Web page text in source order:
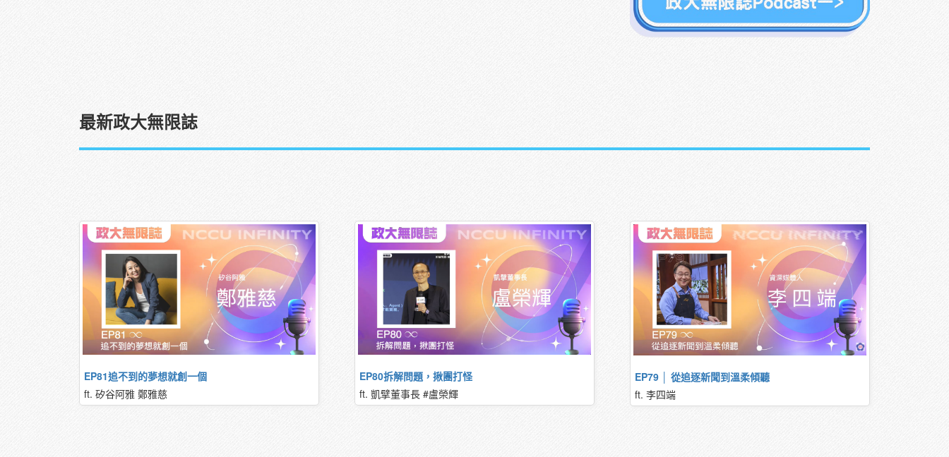
最新政大無限誌
EP81追不到的夢想就創一個
ft. 矽谷阿雅 鄭雅慈
EP80拆解問題，揪團打怪
ft. 凱擘董事長 #盧榮輝
EP79 │ 從追逐新聞到溫柔傾聽
ft. 李四端